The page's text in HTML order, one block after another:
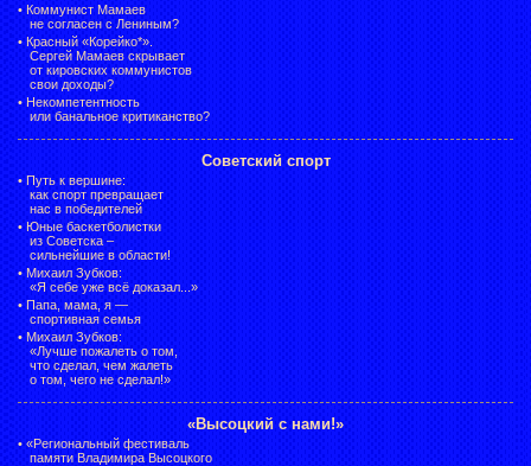
• Коммунист Мамаев
не согласен с Лениным?
• Красный «Корейко*».
Сергей Мамаев скрывает
от кировских коммунистов
свои доходы?
• Некомпетентность
или банальное критиканство?
Советский спорт
• Путь к вершине:
как спорт превращает
нас в победителей
• Юные баскетболистки
из Советска –
сильнейшие в области!
• Михаил Зубков:
«Я себе уже всё доказал...»
• Папа, мама, я —
спортивная семья
• Михаил Зубков:
«Лучше пожалеть о том,
что сделал, чем жалеть
о том, чего не сделал!»
«Высоцкий с нами!»
• «Региональный фестиваль
памяти Владимира Высоцкого